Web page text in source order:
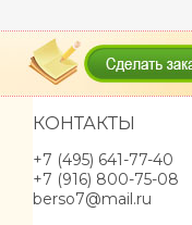
КОНТАКТЫ
+7 (495) 641-77-40
+7 (916) 800-75-08
berso7@mail.ru